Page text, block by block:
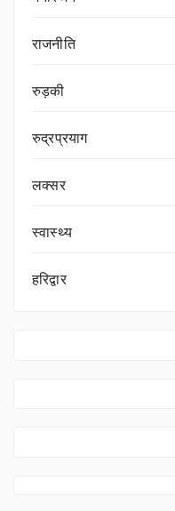
राजनीति
रुड़की
रुद्रप्रयाग
लक्सर
स्वास्थ्य
हरिद्वार